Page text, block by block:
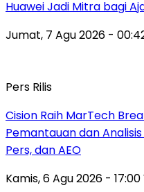
Huawei Jadi Mitra bagi
Jumat, 7 Agu 2026 -
Pers Rilis
Cision Raih MarTech
Pemantauan dan
Pers, dan AEO
Kamis, 6 Agu 2026 - 17:00